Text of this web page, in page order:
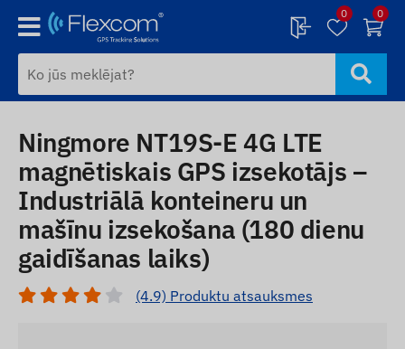
0 0
Ningmore NT19S-E 4G LTE
magnētiskais GPS izsekotājs –
Industriālā konteineru un
mašīnu izsekošana (180 dienu
gaidīšanas laiks)
(4.9) Produktu atsauksmes